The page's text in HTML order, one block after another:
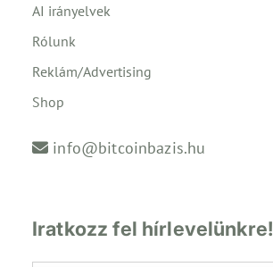
AI irányelvek
Rólunk
Reklám/Advertising
Shop
info@bitcoinbazis.hu
Iratkozz fel hírlevelünkre!